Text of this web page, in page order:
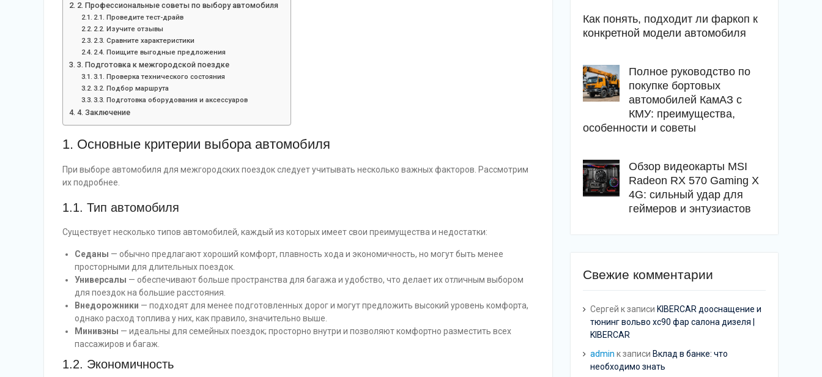
2. Профессиональные советы по выбору автомобиля
2.1. Проведите тест-драйв
2.2. Изучите отзывы
2.3. Сравните характеристики
2.4. Поищите выгодные предложения
3. Подготовка к межгородской поездке
3.1. Проверка технического состояния
3.2. Подбор маршрута
3.3. Подготовка оборудования и аксессуаров
4. Заключение
1. Основные критерии выбора автомобиля
При выборе автомобиля для межгородских поездок следует учитывать несколько важных факторов. Рассмотрим
их подробнее.
1.1. Тип автомобиля
Существует несколько типов автомобилей, каждый из которых имеет свои преимущества и недостатки:
Седаны — обычно предлагают хороший комфорт, плавность хода и экономичность, но могут быть менее
просторными для длительных поездок.
Универсалы — обеспечивают больше пространства для багажа и удобство, что делает их отличным выбором
для поездок на большие расстояния.
Внедорожники — подходят для менее подготовленных дорог и могут предложить высокий уровень комфорта,
однако расход топлива у них, как правило, значительно выше.
Минивэны — идеальны для семейных поездок; просторно внутри и позволяют комфортно разместить всех
пассажиров и багаж.
1.2. Экономичность
Как понять, подходит ли фаркоп к
конкретной модели автомобиля
Полное руководство по
покупке бортовых
автомобилей КамАЗ с
КМУ: преимущества,
особенности и советы
Обзор видеокарты MSI
Radeon RX 570 Gaming X
4G: сильный удар для
геймеров и энтузиастов
Свежие комментарии
Сергей к записи KIBERCAR дооснащение и
тюнинг вольво хс90 фар салона дизеля |
KIBERCAR
admin к записи Вклад в банке: что
необходимо знать